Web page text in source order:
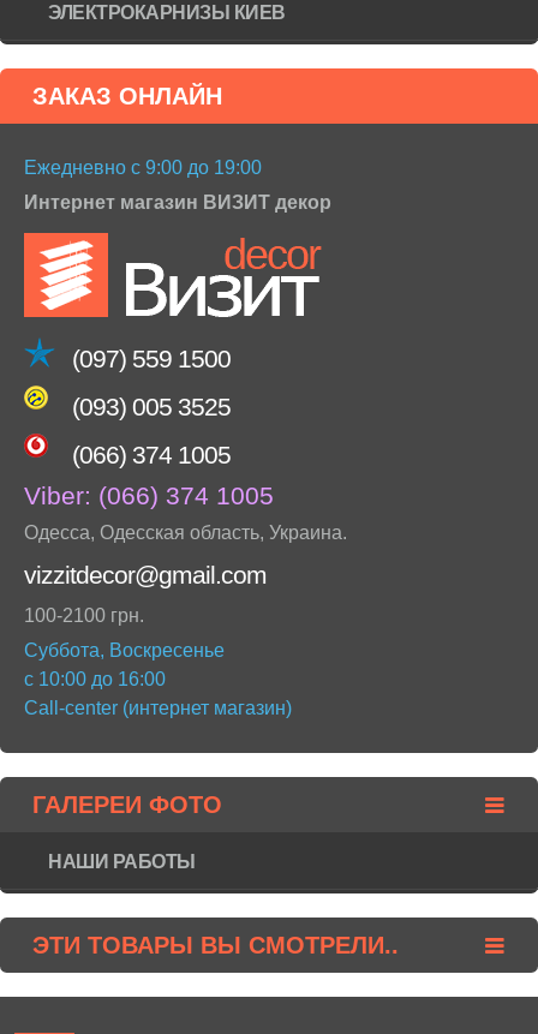
ЭЛЕКТРОКАРНИЗЫ КИЕВ
ЗАКАЗ ОНЛАЙН
Ежедневно с 9:00 до 19:00
Интернет магазин ВИЗИТ декор
(097) 559 1500
(093) 005 3525
(066) 374 1005
Viber: (066) 374 1005
Одесса, Одесская область, Украина.
vizzitdecor@gmail.com
100-2100 грн.
Суббота, Воскресенье
с 10:00 до 16:00
Call-center (интернет магазин)
ГАЛЕРЕИ ФОТО
НАШИ РАБОТЫ
ЭТИ ТОВАРЫ ВЫ СМОТРЕЛИ..